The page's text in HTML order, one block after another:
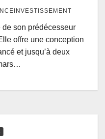
son prédécesseur
offre une conception
et jusqu’à deux